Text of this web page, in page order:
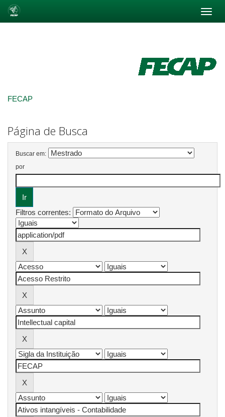
FECAP
Página de Busca
Buscar em:
por
Filtros correntes: